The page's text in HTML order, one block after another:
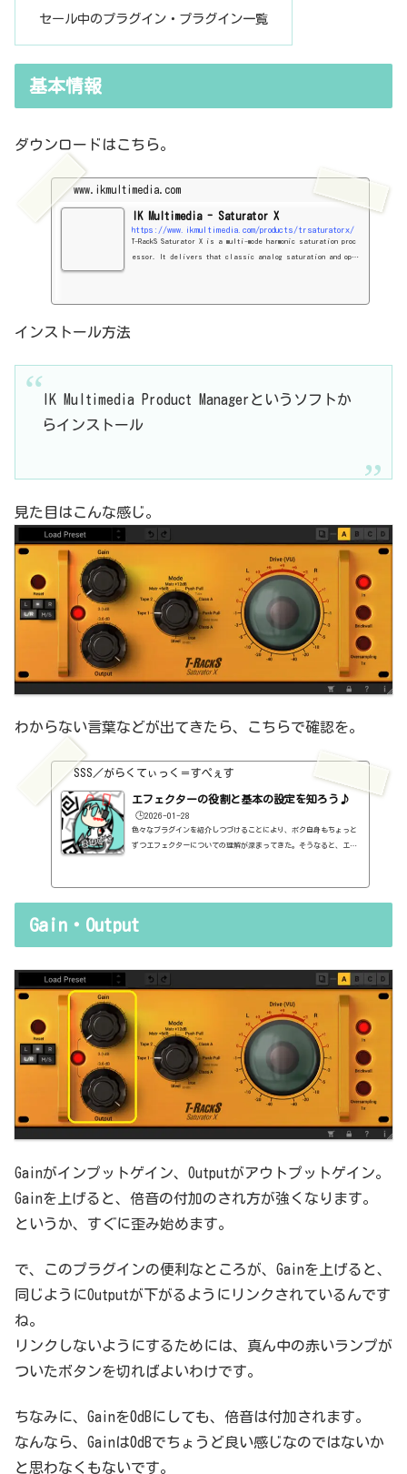
セール中のプラグイン・プラグイン一覧
基本情報
ダウンロードはこちら。
www.ikmultimedia.com
IK Multimedia - Saturator X
https://www.ikmultimedia.com/products/trsaturatorx/
T-RackS Saturator X is a multi-mode harmonic saturation proc
essor. It delivers that classic analog saturation and open
インストール方法
IK Multimedia Product Managerというソフトか
らインストール
見た目はこんな感じ。
わからない言葉などが出てきたら、こちらで確認を。
SSS／がらくてぃっく＝すぺぇす
エフェクターの役割と基本の設定を知ろう♪
🕒️2026-01-28
色々なプラグインを紹介しつづけることにより、ボク自身もちょっと
ずつエフェクターについての理解が深まってきた。そうなると、エフ
で基本的なつまみに関する説明を毎回書くのも、それはそれで面倒く
Gain・Output
Gainがインプットゲイン、Outputがアウトプットゲイン。
Gainを上げると、倍音の付加のされ方が強くなります。
というか、すぐに歪み始めます。
で、このプラグインの便利なところが、Gainを上げると、
同じようにOutputが下がるようにリンクされているんです
ね。
リンクしないようにするためには、真ん中の赤いランプが
ついたボタンを切ればよいわけです。
ちなみに、Gainを0dBにしても、倍音は付加されます。
なんなら、Gainは0dBでちょうど良い感じなのではないか
と思わなくもないです。